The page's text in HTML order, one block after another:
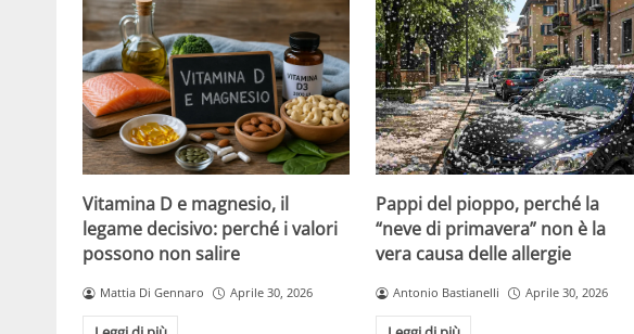
Vitamina D e magnesio, il
legame decisivo: perché i valori
possono non salire
Mattia Di Gennaro Aprile 30, 2026
Pappi del pioppo, perché la
“neve di primavera” non è la
vera causa delle allergie
Antonio Bastianelli Aprile 30, 2026